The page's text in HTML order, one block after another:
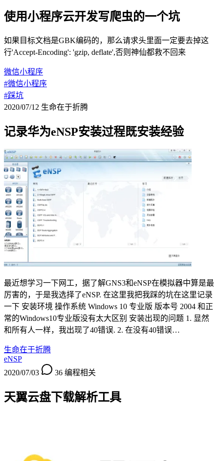
使用小程序云开发写爬虫的一个坑
如果目标文档是GBK编码的，那么请求头里面一定要去掉这
行'Accept-Encoding': 'gzip, deflate',否则神仙都救不回来
微信小程序
#微信小程序
#踩坑
2020/07/12 生命在于折腾
记录华为eNSP安装过程既安装经验
最近想学习一下网工，据了解GNS3和eNSP在模拟器中算是最
厉害的，于是我选择了eNSP. 在这里我把我踩的坑在这里记录
一下 安装环境 操作系统 Windows 10 专业版 版本号 2004 和正
常的Windows10专业版没有太大区别 安装出现的问题 1. 显然
和所有人一样，我出现了40错误. 2. 在没有40错误…
生命在于折腾
eNSP
2020/07/03
36 编程相关
天翼云盘下载解析工具